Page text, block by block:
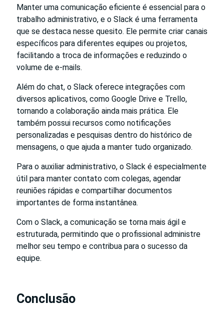
Manter uma comunicação eficiente é essencial para o
trabalho administrativo, e o Slack é uma ferramenta
que se destaca nesse quesito. Ele permite criar canais
específicos para diferentes equipes ou projetos,
facilitando a troca de informações e reduzindo o
volume de e-mails.
Além do chat, o Slack oferece integrações com
diversos aplicativos, como Google Drive e Trello,
tornando a colaboração ainda mais prática. Ele
também possui recursos como notificações
personalizadas e pesquisas dentro do histórico de
mensagens, o que ajuda a manter tudo organizado.
Para o auxiliar administrativo, o Slack é especialmente
útil para manter contato com colegas, agendar
reuniões rápidas e compartilhar documentos
importantes de forma instantânea.
Com o Slack, a comunicação se torna mais ágil e
estruturada, permitindo que o profissional administre
melhor seu tempo e contribua para o sucesso da
equipe.
Conclusão